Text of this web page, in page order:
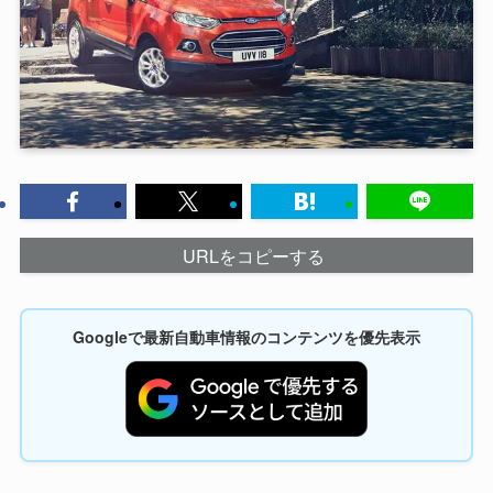
URLをコピーする
Googleで最新自動車情報のコンテンツを優先表示